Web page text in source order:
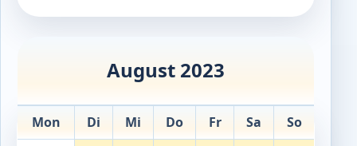
August 2023
Mon Di Mi Do Fr Sa
So